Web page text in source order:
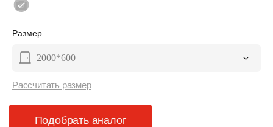
Размер
2000*600
Рассчитать размер
Подобрать аналог